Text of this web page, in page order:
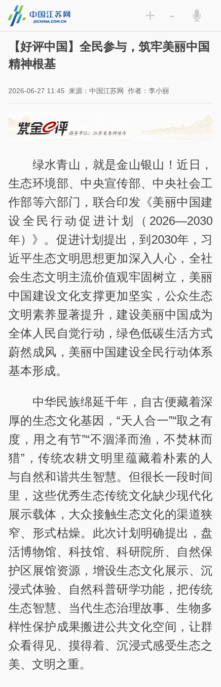
+ -
【好评中国】全民参与，筑牢美丽中国
精神根基
2026-06-27 11:45 来源：中国江苏网 作者：李小丽
绿水青山，就是金山银山！近日，
生态环境部、中央宣传部、中央社会工
作部等六部门，联合印发《美丽中国建
设全民行动促进计划（2026—2030
年）》。促进计划提出，到2030年，习
近平生态文明思想更加深入人心，全社
会生态文明主流价值观牢固树立，美丽
中国建设文化支撑更加坚实，公众生态
文明素养显著提升，建设美丽中国成为
全体人民自觉行动，绿色低碳生活方式
蔚然成风，美丽中国建设全民行动体系
基本形成。
中华民族绵延千年，自古便藏着深
厚的生态文化基因，“天人合一”“取之有
度，用之有节”“不涸泽而渔，不焚林而
猎”，传统农耕文明里蕴藏着朴素的人
与自然和谐共生智慧。但很长一段时间
里，这些优秀生态传统文化缺少现代化
展示载体，大众接触生态文化的渠道狭
窄、形式枯燥。此次计划明确提出，盘
活博物馆、科技馆、科研院所、自然保
护区展馆资源，增设生态文化展示、沉
浸式体验、自然科普研学功能，把传统
生态智慧、当代生态治理故事、生物多
样性保护成果搬进公共文化空间，让群
众看得见、摸得着、沉浸式感受生态之
美、文明之重。